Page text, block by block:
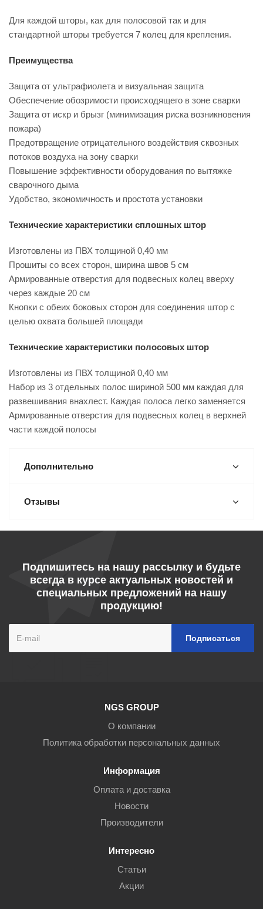
Для каждой шторы, как для полосовой так и для
стандартной шторы требуется 7 колец для крепления.
Преимущества
Защита от ультрафиолета и визуальная защита
Обеспечение обозримости происходящего в зоне сварки
Защита от искр и брызг (минимизация риска возникновения
пожара)
Предотвращение отрицательного воздействия сквозных
потоков воздуха на зону сварки
Повышение эффективности оборудования по вытяжке
сварочного дыма
Удобство, экономичность и простота установки
Технические характеристики сплошных штор
Изготовлены из ПВХ толщиной 0,40 мм
Прошиты со всех сторон, ширина швов 5 см
Армированные отверстия для подвесных колец вверху
через каждые 20 см
Кнопки с обеих боковых сторон для соединения штор с
целью охвата большей площади
Технические характеристики полосовых штор
Изготовлены из ПВХ толщиной 0,40 мм
Набор из 3 отдельных полос шириной 500 мм каждая для
развешивания внахлест. Каждая полоса легко заменяется
Армированные отверстия для подвесных колец в верхней
части каждой полосы
Дополнительно
Отзывы
Подпишитесь на нашу рассылку и будьте
всегда в курсе актуальных новостей и
специальных предложений на нашу
продукцию!
NGS GROUP
О компании
Политика обработки персональных данных
Информация
Оплата и доставка
Новости
Производители
Интересно
Статьи
Акции